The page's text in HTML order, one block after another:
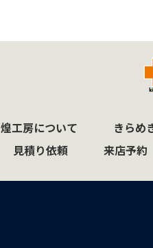
煌工房について きらめ
見積り依頼
来店予約